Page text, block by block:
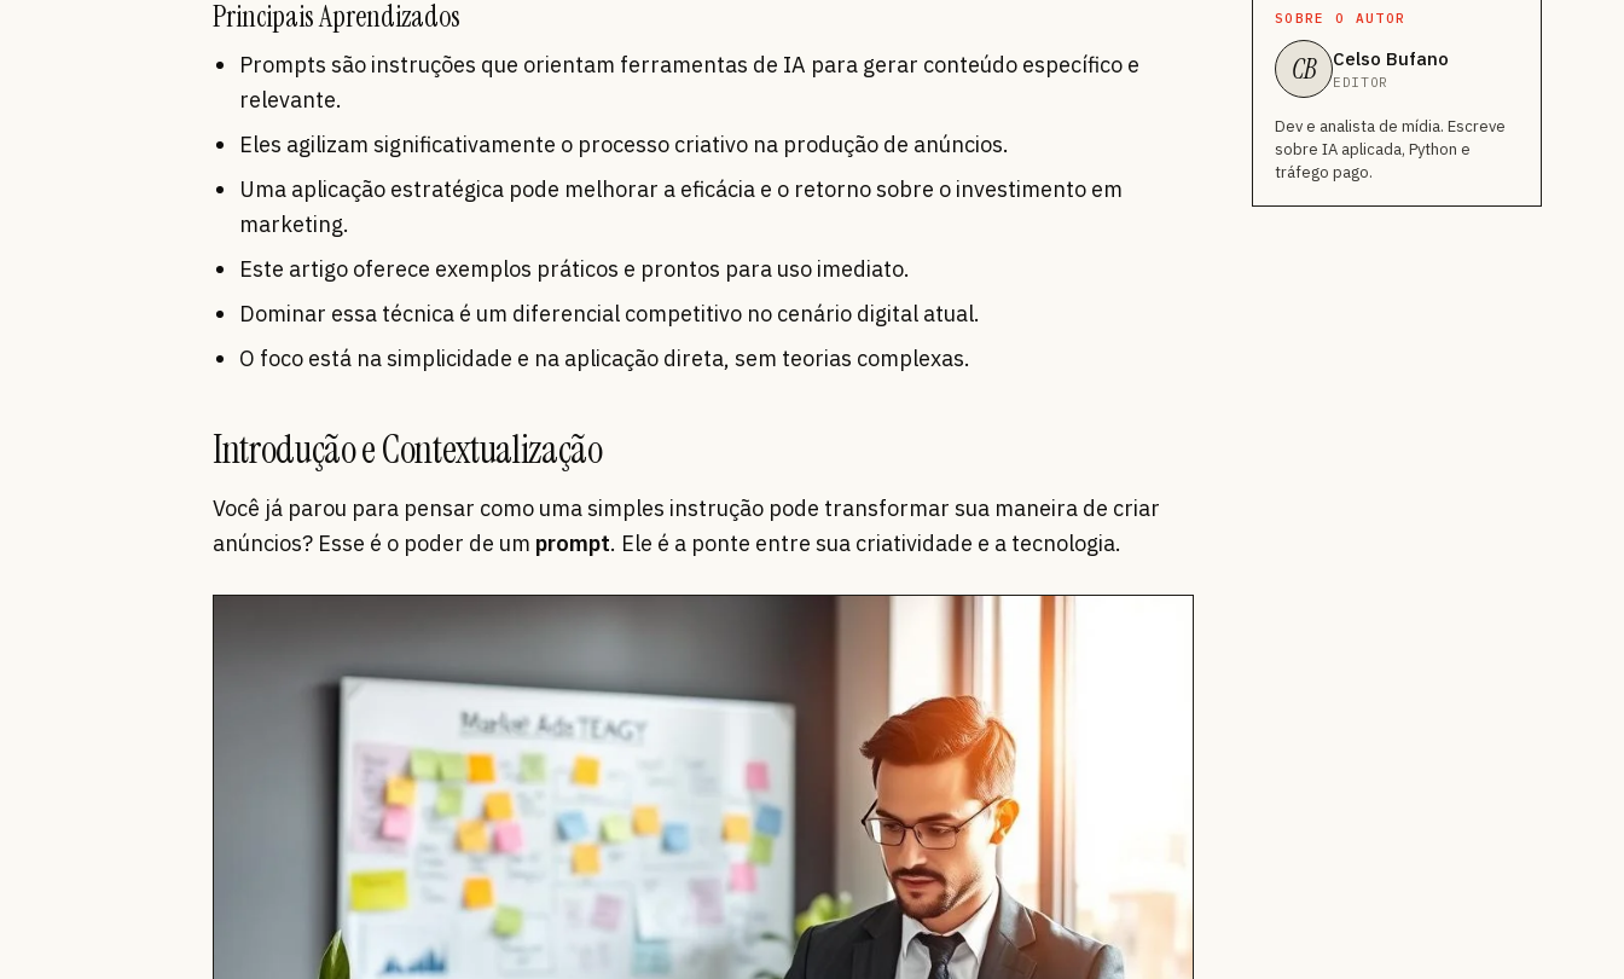
Principais Aprendizados
Prompts são instruções que orientam ferramentas de IA para gerar conteúdo específico e
relevante.
Eles agilizam significativamente o processo criativo na produção de anúncios.
Uma aplicação estratégica pode melhorar a eficácia e o retorno sobre o investimento em
marketing.
Este artigo oferece exemplos práticos e prontos para uso imediato.
Dominar essa técnica é um diferencial competitivo no cenário digital atual.
O foco está na simplicidade e na aplicação direta, sem teorias complexas.
Introdução e Contextualização
Você já parou para pensar como uma simples instrução pode transformar sua maneira de criar
anúncios? Esse é o poder de um prompt. Ele é a ponte entre sua criatividade e a tecnologia.
SOBRE O AUTOR
CB Celso Bufano
EDITOR
Dev e analista de mídia. Escreve
sobre IA aplicada, Python e
tráfego pago.